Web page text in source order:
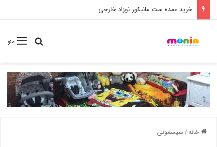
خرید شامپو سر و بدن 500 میل کودک موستلا
منوجستجو
خانه/سیسمونی